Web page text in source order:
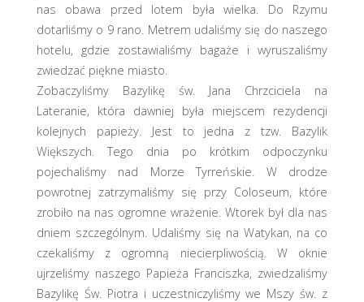
nas obawa przed lotem była wielka. Do Rzymu
dotarliśmy o 9 rano. Metrem udaliśmy się do naszego
hotelu, gdzie zostawialiśmy bagaże i wyruszaliśmy
zwiedzać piękne miasto.
Zobaczyliśmy Bazylikę św. Jana Chrzciciela na
Lateranie, która dawniej była miejscem rezydencji
kolejnych papieży. Jest to jedna z tzw. Bazylik
Większych. Tego dnia po krótkim odpoczynku
pojechaliśmy nad Morze Tyrreńskie. W drodze
powrotnej zatrzymaliśmy się przy Coloseum, które
zrobiło na nas ogromne wrażenie. Wtorek był dla nas
dniem szczególnym. Udaliśmy się na Watykan, na co
czekaliśmy z ogromną niecierpliwością. W oknie
ujrzeliśmy naszego Papieża Franciszka, zwiedzaliśmy
Bazylikę Św. Piotra i uczestniczyliśmy we Mszy św. z